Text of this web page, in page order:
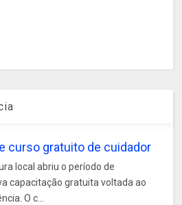
curso gratuito de cuidador
local abriu o período de
capacitação gratuita voltada ao
O c...